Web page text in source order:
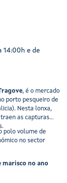
14:00h e de
, é o mercado
porto pesqueiro de
Nesta lonxa,
as capturas
polo volume de
no sector
marisco no ano